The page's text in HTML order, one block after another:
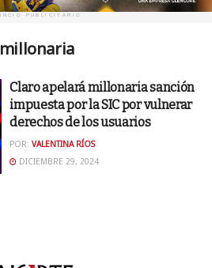
PUBLICITARIO
Claro apelará millonaria sanción
impuesta por la SIC por vulnerar
derechos de los usuarios
POR: VALENTINA RÍOS
DICIEMBRE 29, 2024